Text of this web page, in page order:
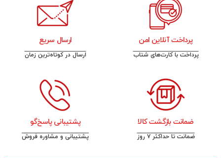
پرداخت آنلاین امن
پرداخت با کارت‌های شتاب
ارسال سریع
ارسال در کوتاه‌ترین زمان
ضمانت بازگشت کالا
ضمانت تا حداکثر ۷ روز
پشتیبانی پاسخ‌گو
پشتیبانی و مشاوره فروش